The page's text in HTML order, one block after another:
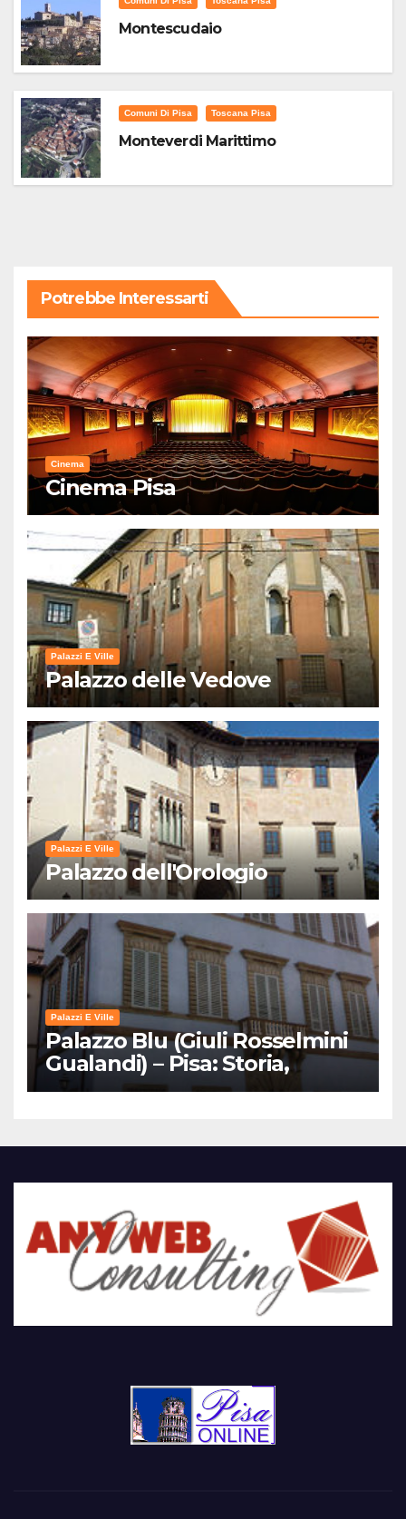
Montescudaio
Comuni Di Pisa Toscana Pisa
Monteverdi Marittimo
Potrebbe Interessarti
Cinema
Cinema Pisa
Palazzi E Ville
Palazzo delle Vedove
Palazzi E Ville
Palazzo dell'Orologio
Palazzi E Ville
Palazzo Blu (Giuli Rosselmini
Gualandi) – Pisa: Storia,
Mostre e Info Visita